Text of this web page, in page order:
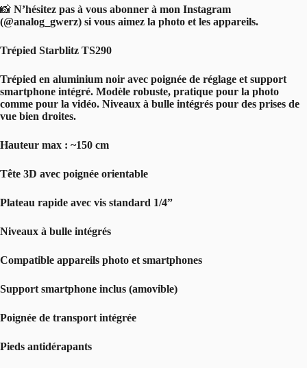
📸 N’hésitez pas à vous abonner à mon Instagram
(@analog_gwerz) si vous aimez la photo et les appareils.
Trépied Starblitz TS290
Trépied en aluminium noir avec poignée de réglage et support
smartphone intégré. Modèle robuste, pratique pour la photo
comme pour la vidéo. Niveaux à bulle intégrés pour des prises de
vue bien droites.
Hauteur max : ~150 cm
Tête 3D avec poignée orientable
Plateau rapide avec vis standard 1/4”
Niveaux à bulle intégrés
Compatible appareils photo et smartphones
Support smartphone inclus (amovible)
Poignée de transport intégrée
Pieds antidérapants